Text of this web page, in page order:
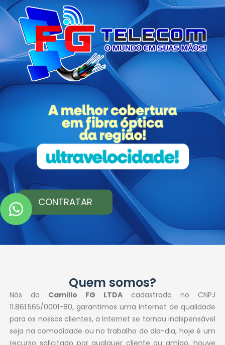
CONTRATAR
Quem somos?
Nós do Camillo FG LTDA cadastrado no CNPJ
11.861.565/0001-80, garantimos uma internet de qualidade
para os nossos clientes, a internet se tornou indispensável
seja na comodidade ou no trabalho do dia-dia, hoje é um
recurso solicitado por qualquer cliente ou amigo, houve